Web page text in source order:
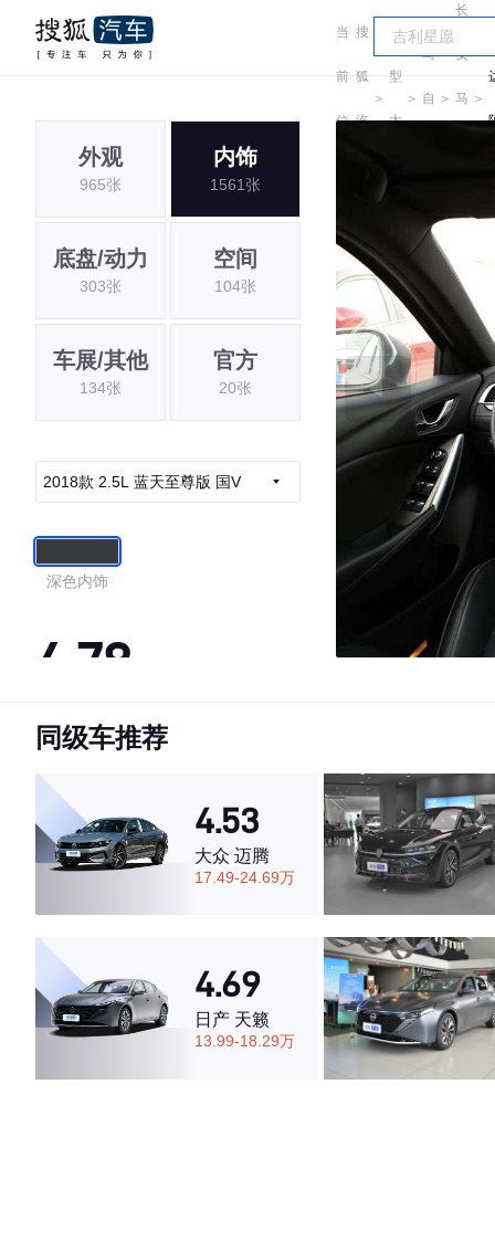
当
前
位
搜
狐
汽
＞
车
型
大
＞
马
自 ＞
长
安
马 ＞
外观
965张
内饰
1561张
底盘/动力
303张
空间
104张
车展/其他
134张
官方
20张
2018款 2.5L 蓝天至尊版 国V
深色内饰
4.78
·外观表现较为优秀，优于86%同级车
·空间表现一般，低于61%同级车
同级车推荐
4.53
大众 迈腾
17.49-24.69万
4.69
日产 天籁
13.99-18.29万